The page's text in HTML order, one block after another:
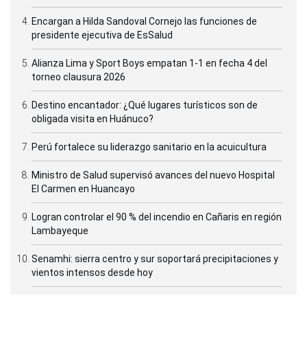
Encargan a Hilda Sandoval Cornejo las funciones de
presidente ejecutiva de EsSalud
Alianza Lima y Sport Boys empatan 1-1 en fecha 4 del
torneo clausura 2026
Destino encantador: ¿Qué lugares turísticos son de
obligada visita en Huánuco?
Perú fortalece su liderazgo sanitario en la acuicultura
Ministro de Salud supervisó avances del nuevo Hospital
El Carmen en Huancayo
Logran controlar el 90 % del incendio en Cañaris en región
Lambayeque
Senamhi: sierra centro y sur soportará precipitaciones y
vientos intensos desde hoy